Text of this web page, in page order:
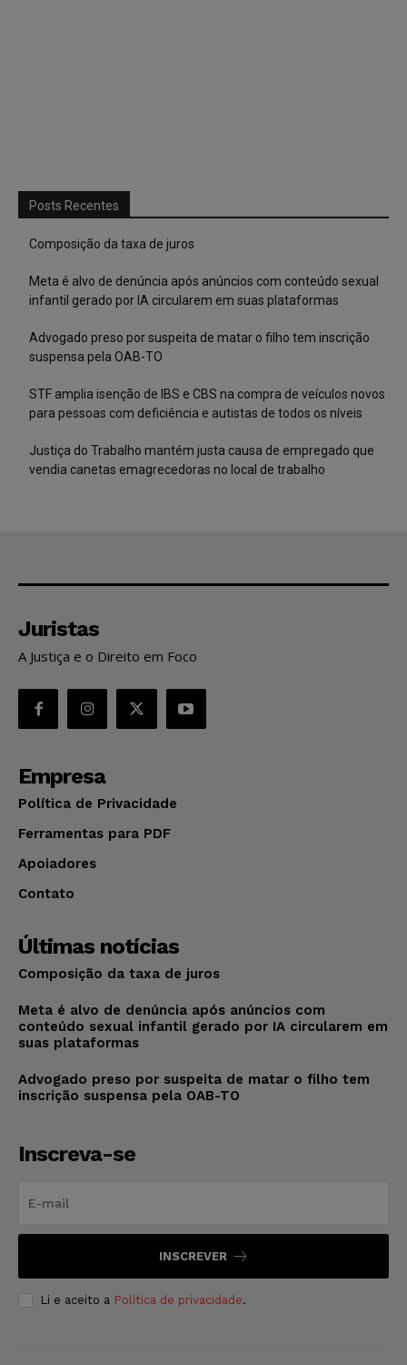
Posts Recentes
Composição da taxa de juros
Meta é alvo de denúncia após anúncios com conteúdo sexual
infantil gerado por IA circularem em suas plataformas
Advogado preso por suspeita de matar o filho tem inscrição
suspensa pela OAB-TO
STF amplia isenção de IBS e CBS na compra de veículos novos
para pessoas com deficiência e autistas de todos os níveis
Justiça do Trabalho mantém justa causa de empregado que
vendia canetas emagrecedoras no local de trabalho
Juristas
A Justiça e o Direito em Foco
Empresa
Política de Privacidade
Ferramentas para PDF
Apoiadores
Contato
Últimas notícias
Composição da taxa de juros
Meta é alvo de denúncia após anúncios com
conteúdo sexual infantil gerado por IA circularem em
suas plataformas
Advogado preso por suspeita de matar o filho tem
inscrição suspensa pela OAB-TO
Inscreva-se
INSCREVER
Li e aceito a Política de privacidade.